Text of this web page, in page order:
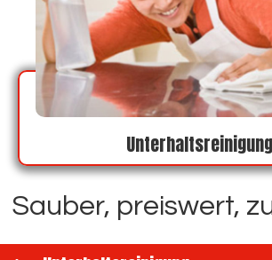
Unterhaltsreinigung
Sauber, preiswert,